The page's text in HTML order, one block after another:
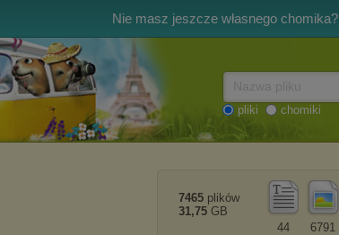
Nie masz jeszcze własnego chomika?
pliki chomiki
6791
44
7465 plików
31,75 GB